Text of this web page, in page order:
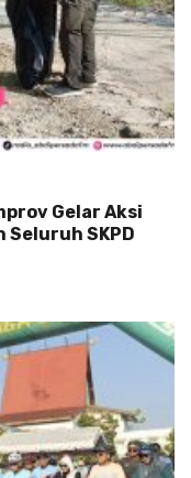
Gelar Aksi
SKPD